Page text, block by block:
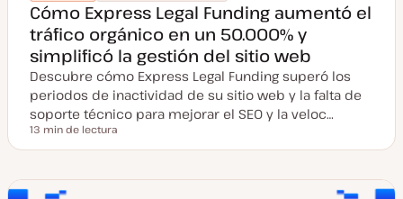
Cómo Express Legal Funding aumentó el
tráfico orgánico en un 50.000% y
simplificó la gestión del sitio web
Descubre cómo Express Legal Funding superó los
periodos de inactividad de su sitio web y la falta de
soporte técnico para mejorar el SEO y la veloc…
Tiempo de lectura
13 min de lectura